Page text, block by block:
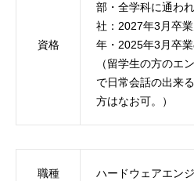
資格
部・全学科に通わ
社：2027年3月卒
年・2025年3月卒
（留学生の方のエ
で日常会話の出来
方はなお可。）
職種 ハードウェアエン